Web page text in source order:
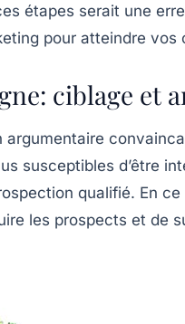
étapes serait une
pour atteindre vos
ciblage et
susceptibles d’être
qualifié. En ce
les prospects et de